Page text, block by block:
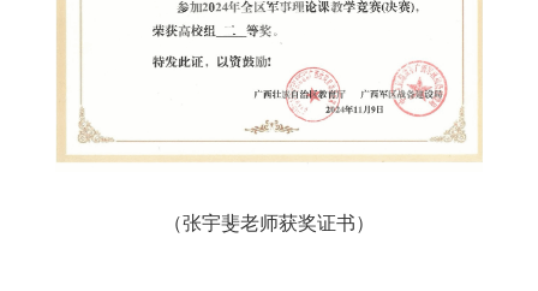
（张宇斐老师获奖证书）